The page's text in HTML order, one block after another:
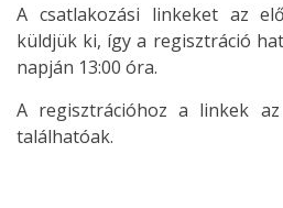
A csatlakozási linkeket az
küldjük ki, így a regisztráció
napján 13:00 óra.
A regisztrációhoz a linkek
találhatóak.